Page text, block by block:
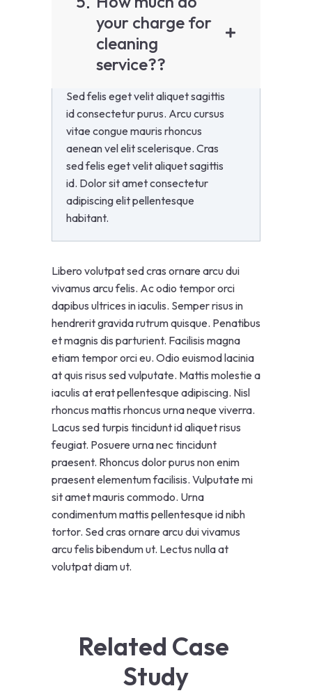
your charge for
cleaning
service??
Sed felis eget velit aliquet sagittis
id consectetur purus. Arcu cursus
vitae congue mauris rhoncus
aenean vel elit scelerisque. Cras
sed felis eget velit aliquet sagittis
id. Dolor sit amet consectetur
adipiscing elit pellentesque
habitant.
Libero volutpat sed cras ornare arcu dui
vivamus arcu felis. Ac odio tempor orci
dapibus ultrices in iaculis. Semper risus in
hendrerit gravida rutrum quisque. Penatibus
et magnis dis parturient. Facilisis magna
etiam tempor orci eu. Odio euismod lacinia
at quis risus sed vulputate. Mattis molestie a
iaculis at erat pellentesque adipiscing. Nisl
rhoncus mattis rhoncus urna neque viverra.
Lacus sed turpis tincidunt id aliquet risus
feugiat. Posuere urna nec tincidunt
praesent. Rhoncus dolor purus non enim
praesent elementum facilisis. Vulputate mi
sit amet mauris commodo. Urna
condimentum mattis pellentesque id nibh
tortor. Sed cras ornare arcu dui vivamus
arcu felis bibendum ut. Lectus nulla at
volutpat diam ut.
Related Case
Study